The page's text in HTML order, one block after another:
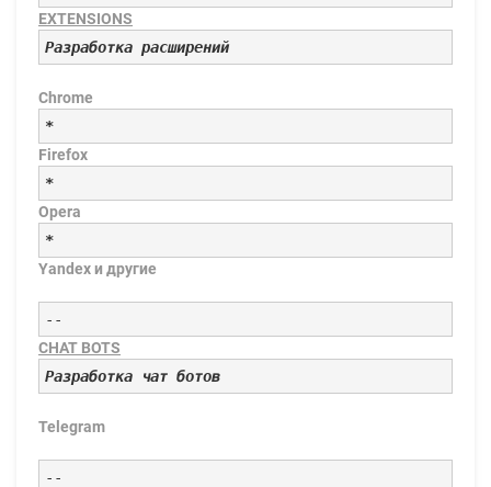
EXTENSIONS
Разработка расширений
Chrome
*
Firefox
*
Opera
*
Yandex и другие
--
CHAT BOTS
Разработка чат ботов
Telegram
--